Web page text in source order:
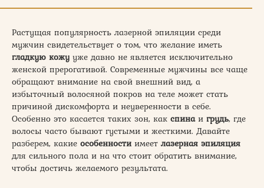
Растущая популярность лазерной эпиляции среди
мужчин свидетельствует о том, что желание иметь
гладкую кожу уже давно не является исключительно
женской прерогативой. Современные мужчины все чаще
обращают внимание на свой внешний вид, а
избыточный волосяной покров на теле может стать
причиной дискомфорта и неуверенности в себе.
Особенно это касается таких зон, как спинаи грудь, где
волосы часто бывают густыми и жесткими. Давайте
разберем, какие особенностиимеет лазерная эпиляция
для сильного пола и на что стоит обратить внимание,
чтобы достичь желаемого результата.